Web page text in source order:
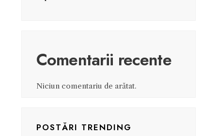
Comentarii recente
Niciun comentariu de arătat.
POSTĂRI TRENDING